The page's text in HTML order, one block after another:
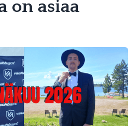
on asiaa